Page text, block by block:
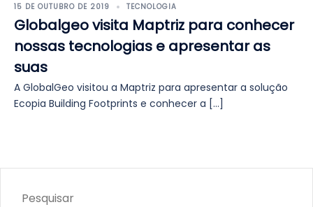
15 DE OUTUBRO DE 2019 TECNOLOGIA
Globalgeo visita Maptriz para conhecer
nossas tecnologias e apresentar as
suas
A GlobalGeo visitou a Maptriz para apresentar a solução
Ecopia Building Footprints e conhecer a […]
Pesquisar